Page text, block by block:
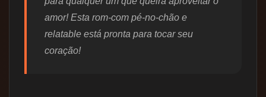
amor! Esta rom-com pé-no-chão e
relatable está pronta para tocar seu
coração!